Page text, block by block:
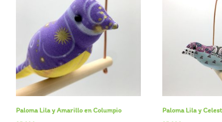
Paloma Lila y Amarillo en Columpio Paloma Lila y